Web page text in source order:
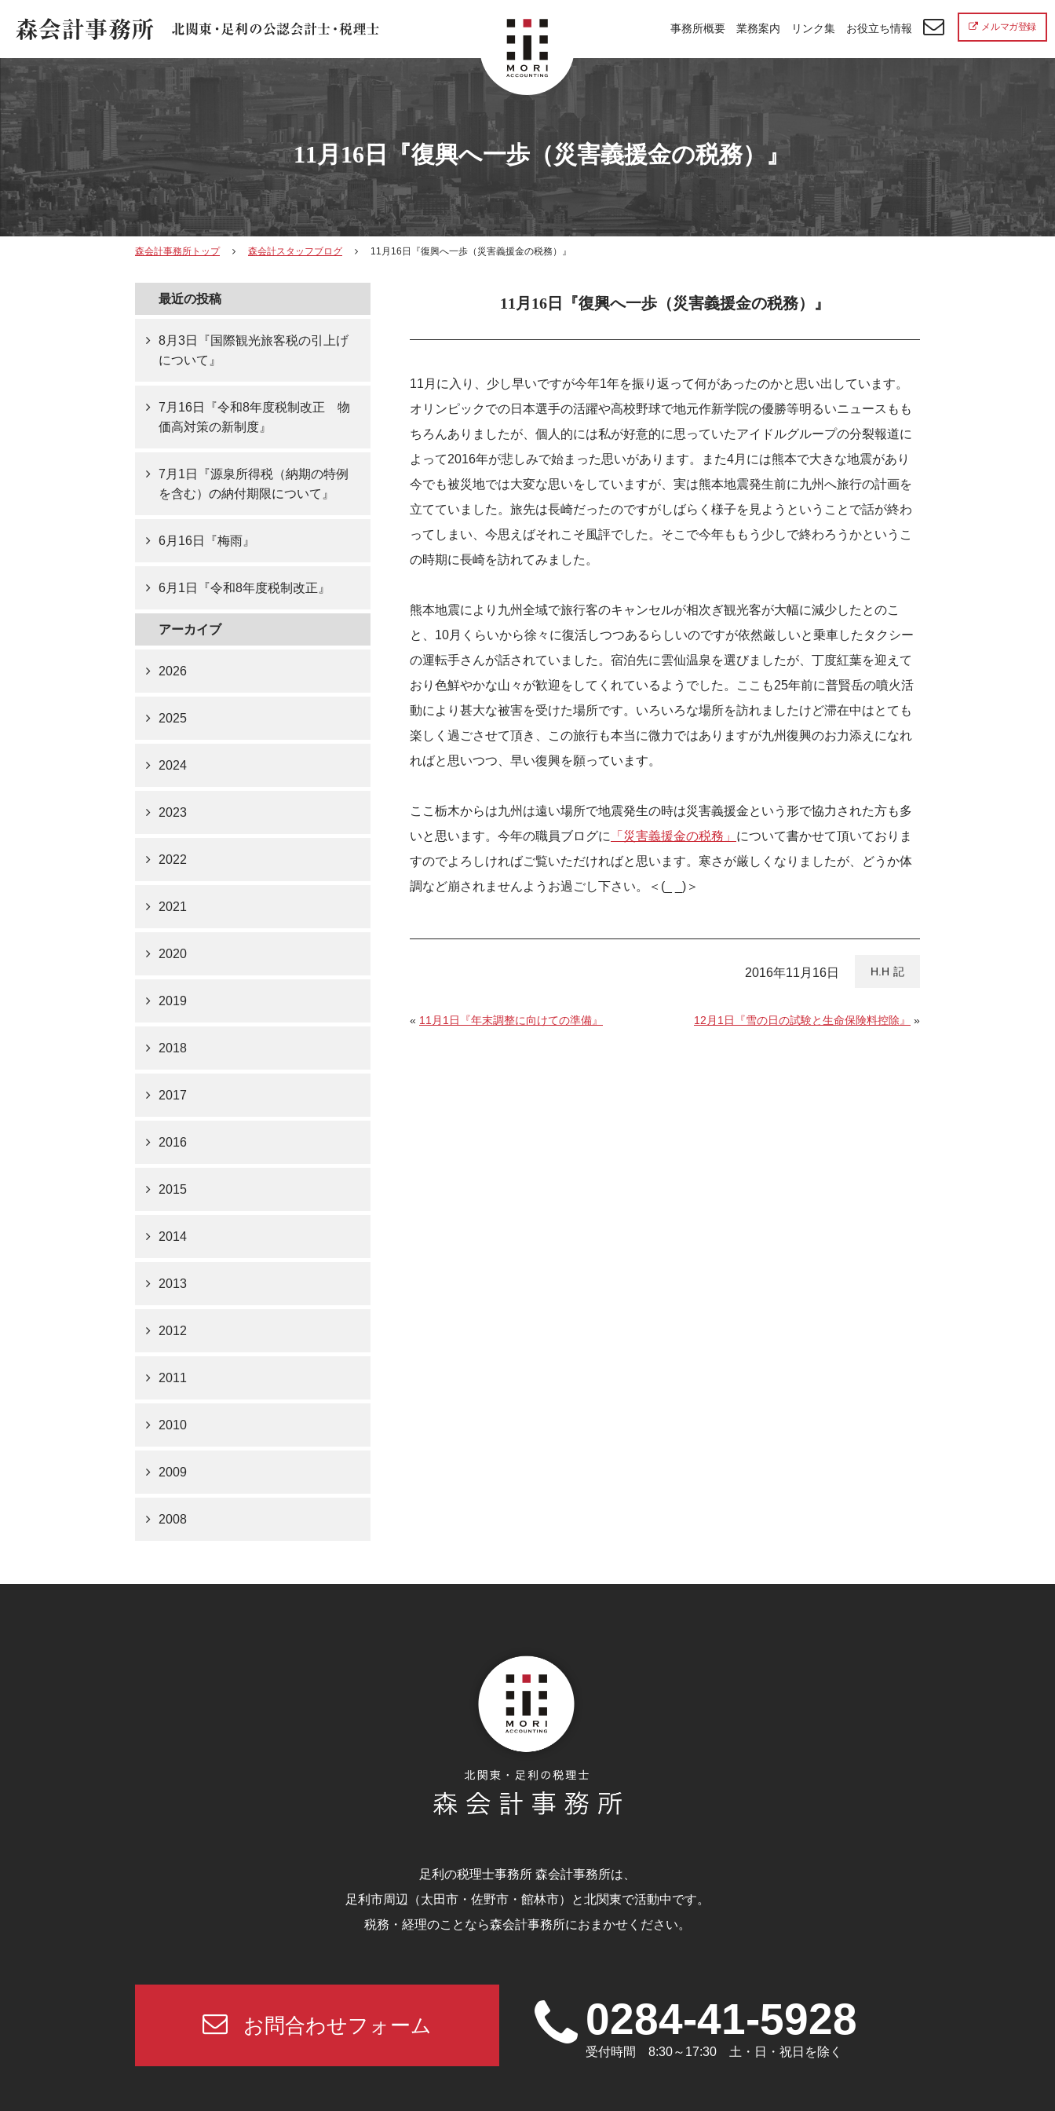
北関東 足利市の公認会計士・税理士事務所 森会計事務所
事務所概要 業務案内 リンク集 お役立ち情報 メルマガ登録
11月16日『復興へ一歩（災害義援金の税務）』
森会計事務所トップ 森会計スタッフブログ 11月16日『復興へ一歩（災害義援金の税務）』
11月16日『復興へ一歩（災害義援金の税務）』
11月に入り、少し早いですが今年1年を振り返って何があったのかと思い出しています。
オリンピックでの日本選手の活躍や高校野球で地元作新学院の優勝等明るいニュースもも
ちろんありましたが、個人的には私が好意的に思っていたアイドルグループの分裂報道に
よって2016年が悲しみで始まった思いがあります。また4月には熊本で大きな地震があり
今でも被災地では大変な思いをしていますが、実は熊本地震発生前に九州へ旅行の計画を
立てていました。旅先は長崎だったのですがしばらく様子を見ようということで話が終わ
ってしまい、今思えばそれこそ風評でした。そこで今年ももう少しで終わろうかというこ
の時期に長崎を訪れてみました。
熊本地震により九州全域で旅行客のキャンセルが相次ぎ観光客が大幅に減少したとのこ
と、10月くらいから徐々に復活しつつあるらしいのですが依然厳しいと乗車したタクシー
の運転手さんが話されていました。宿泊先に雲仙温泉を選びましたが、丁度紅葉を迎えて
おり色鮮やかな山々が歓迎をしてくれているようでした。ここも25年前に普賢岳の噴火活
動により甚大な被害を受けた場所です。いろいろな場所を訪れましたけど滞在中はとても
楽しく過ごさせて頂き、この旅行も本当に微力ではありますが九州復興のお力添えになれ
ればと思いつつ、早い復興を願っています。
ここ栃木からは九州は遠い場所で地震発生の時は災害義援金という形で協力された方も多
いと思います。今年の職員ブログに
「災害義援金の税務」 について書かせて頂いておりま
すのでよろしければご覧いただければと思います。寒さが厳しくなりましたが、どうか体
調など崩されませんようお過ごし下さい。＜(_ _)＞
H.H
2016年11月16日
« 11月1日『年末調整に向けての準備』 12月1日『雪の日の試験と生命保険料控除』 »
最近の投稿
8月3日『国際観光旅客税の引上げ
について』
7月16日『令和8年度税制改正 物
価高対策の新制度』
7月1日『源泉所得税（納期の特例
を含む）の納付期限について』
6月16日『梅雨』
6月1日『令和8年度税制改正』
アーカイブ
2026
2025
2024
2023
2022
2021
2020
2019
2018
2017
2016
2015
2014
2013
2012
2011
2010
2009
2008
足利の税理士事務所 森会計事務所は、
足利市周辺（太田市・佐野市・館林市）と北関東で活動中です。
税務・経理のことなら森会計事務所におまかせください。
お問合わせフォーム 0284-41-5928
受付時間 8:30～17:30 土・日・祝日を除く